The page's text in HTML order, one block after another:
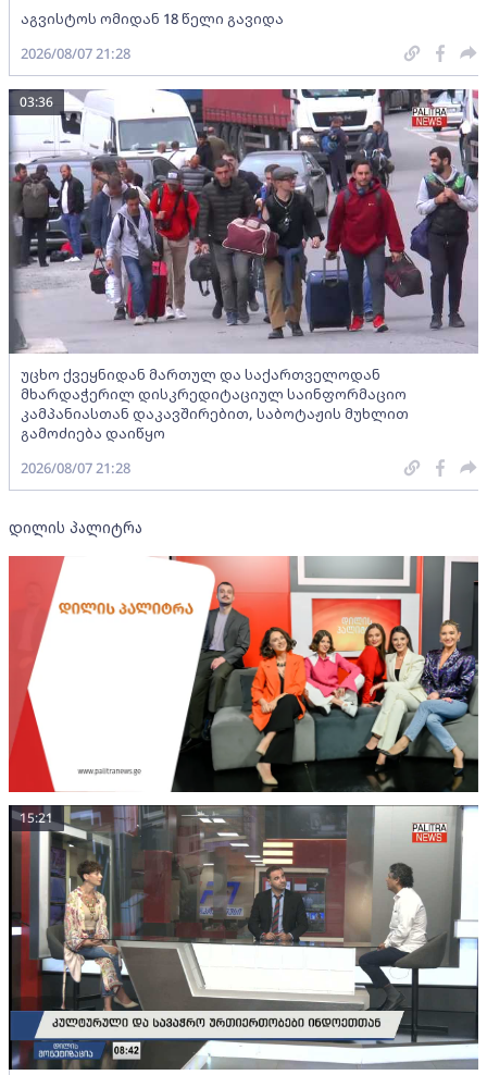
აგვისტოს ომიდან 18 წელი გავიდა
2026/08/07 21:28
უცხო ქვეყნიდან მართულ და საქართველოდან
მხარდაჭერილ დისკრედიტაციულ საინფორმაციო
კამპანიასთან დაკავშირებით, საბოტაჟის მუხლით
გამოძიება დაიწყო
03:36
2026/08/07 21:28
დილის პალიტრა
15:21